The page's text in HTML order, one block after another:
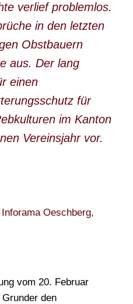
verlief problemlos.
in den letzten
Obstbauern
aus. Der lang
einen
für
im Kanton
Vereinsjahr vor.
Oeschberg,
vom 20. Februar
den